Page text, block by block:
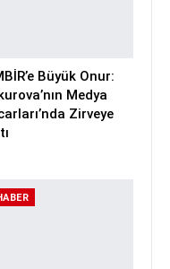
Büyük Onur:
Medya
Zirveye